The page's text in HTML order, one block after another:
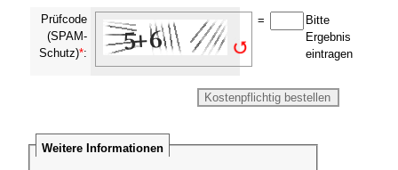
Prüfcode
(SPAM-
Schutz)*:
=
Bitte
Ergebnis
eintragen
Weitere Informationen